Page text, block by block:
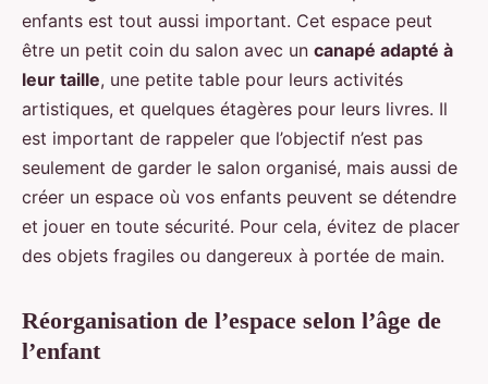
enfants est tout aussi important. Cet espace peut
être un petit coin du salon avec un canapé adapté à
leur taille, une petite table pour leurs activités
artistiques, et quelques étagères pour leurs livres. Il
est important de rappeler que l’objectif n’est pas
seulement de garder le salon organisé, mais aussi de
créer un espace où vos enfants peuvent se détendre
et jouer en toute sécurité. Pour cela, évitez de placer
des objets fragiles ou dangereux à portée de main.
Réorganisation de l’espace selon l’âge de
l’enfant